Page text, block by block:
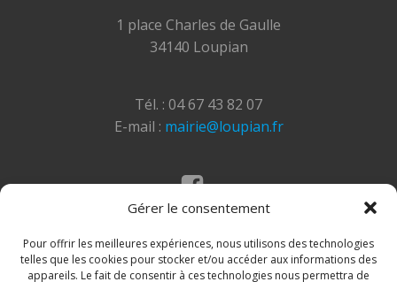
Gérer le consentement
Pour offrir les meilleures expériences, nous utilisons des technologies
telles que les cookies pour stocker et/ou accéder aux informations des
appareils. Le fait de consentir à ces technologies nous permettra de
1 place Charles de Gaulle
34140 Loupian
Tél. : 04 67 43 82 07
E-mail : mairie@loupian.fr